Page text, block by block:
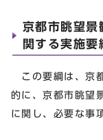
京都市眺望景
関する実施要
この要綱は、京
的に、京都市眺望
に関し、必要な事